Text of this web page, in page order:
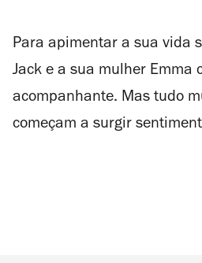
Para apimentar a sua vida
Jack e a sua mulher Emma
acompanhante. Mas tudo
começam a surgir